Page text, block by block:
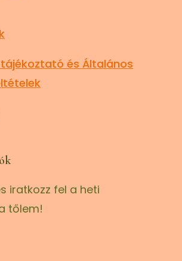
és Általános
iratkozz fel a heti
tőlem!